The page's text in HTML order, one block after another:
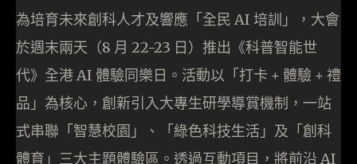
為培育未來創科人才及響應「全民 AI 培訓」，大會
於週末兩天（8 月 22-23 日）推出《科普智能世
代》全港 AI 體驗同樂日。活動以「打卡 + 體驗 + 禮
品」為核心，創新引入大專生研學導賞機制，一站
式串聯「智慧校園」、「綠色科技生活」及「創科
體育」三大主題體驗區。透過互動項目，將前沿 AI